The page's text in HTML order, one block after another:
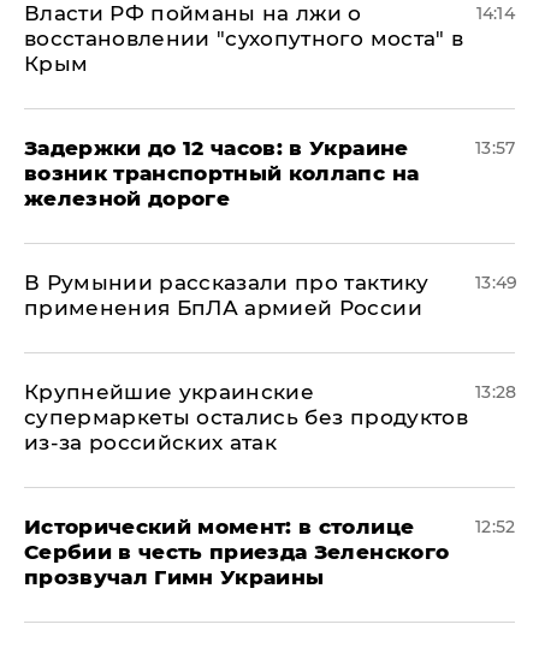
Власти РФ пойманы на лжи о
восстановлении "сухопутного моста" в
Крым
14:14
Задержки до 12 часов: в Украине
возник транспортный коллапс на
железной дороге
13:57
В Румынии рассказали про тактику
применения БпЛА армией России
13:49
Крупнейшие украинские
супермаркеты остались без продуктов
из-за российских атак
13:28
Исторический момент: в столице
Сербии в честь приезда Зеленского
прозвучал Гимн Украины
12:52